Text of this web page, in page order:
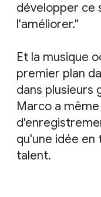
développer ce
l'améliorer."
Et la musique
premier plan
dans plusieurs
Marco a
qu'une idée
talent.